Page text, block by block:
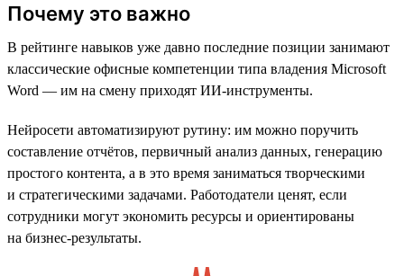
Почему это важно
В рейтинге навыков уже давно последние позиции занимают
классические офисные компетенции типа владения Microsoft
Word — им на смену приходят ИИ-инструменты.
Нейросети автоматизируют рутину: им можно поручить
составление отчётов, первичный анализ данных, генерацию
простого контента, а в это время заниматься творческими
и стратегическими задачами. Работодатели ценят, если
сотрудники могут экономить ресурсы и ориентированы
на бизнес-результаты.